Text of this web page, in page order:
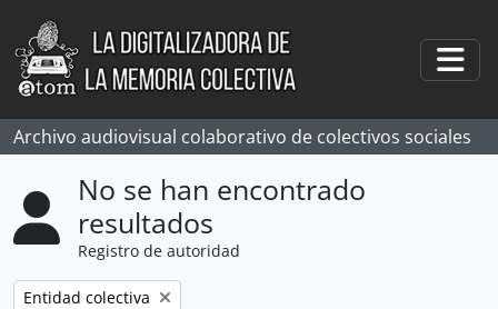
Skip to main content
Archivo audiovisual colaborativo de colectivos sociales
No se han encontrado
resultados
Registro de autoridad
Remove filter:
Entidad colectiva